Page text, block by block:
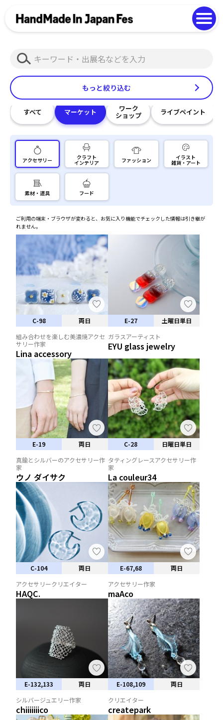
Photo Gallery
もっと絞り込む
検
索
すべて マーケット ワーク
ショップ ライブペイント
アクセサリー クラフト
インテリア ファッション イラスト
雑貨・アート
素材・道具 フード
ご利用の端末・ブラウザが変わると、お気に入り機能でチェックした情報は引き継が
れません。
C-98
両日
組み合わせを楽しむ美濃焼アクセ
サリー作家
Lina accessory
E-27
土曜日単日
ガラスアーティスト
EYU glass jewelry
E-19
両日
真鍮とシルバーのアクセサリー作
家
ウノ ダイサク
C-28
日曜日単日
タティングレースアクセサリー作
家
La couleur34
C-104
両日
アクセサリークリエイター
HAQC.
E-67,68
両日
アクセサリー作家
maAco
E-132,133
両日
シルバージュエリー作家
chiiiiiiico
E-108,109
両日
クリエイター
createpark